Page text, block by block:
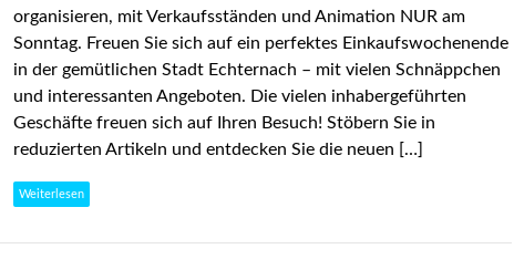
organisieren, mit Verkaufsständen und Animation NUR am
Sonntag. Freuen Sie sich auf ein perfektes Einkaufswochenende
in der gemütlichen Stadt Echternach – mit vielen Schnäppchen
und interessanten Angeboten. Die vielen inhabergeführten
Geschäfte freuen sich auf Ihren Besuch! Stöbern Sie in
reduzierten Artikeln und entdecken Sie die neuen […]
Weiterlesen